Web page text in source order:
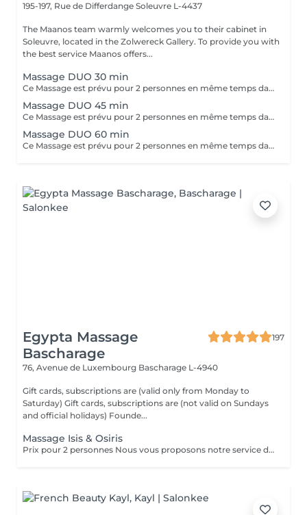
195-197, Rue de Differdange Soleuvre L-4437
The Maanos team warmly welcomes you to their cabinet in
Soleuvre, located in the Zolwereck Gallery. To provide you with
the best service Maanos offers...
Massage DUO 30 min
Ce Massage est prévu pour 2 personnes en même temps dans notre cabine DUO (2 cabines séparées aussi possible sur demande en arrivant). Les 2 massages seront Sur Mesure, en fonction des envies et des besoins de chacun.
Massage DUO 45 min
Ce Massage est prévu pour 2 personnes en même temps dans notre cabine DUO (2 cabines séparées aussi possible sur demande en arrivant). Les 2 massages seront Sur Mesure, en fonction des envies et des besoins de chacun.
Massage DUO 60 min
Ce Massage est prévu pour 2 personnes en même temps dans notre cabine DUO (2 cabines séparées aussi possible sur demande en arrivant). Les 2 massages seront Sur Mesure, en fonction des envies et des besoins de chacun.
Egypta Massage
Bascharage
197
76, Avenue de Luxembourg Bascharage L-4940
Gift cards, subscriptions are (valid only from Monday to
Saturday) Gift cards, subscriptions are (not valid on Sundays
and official holidays) Founde...
Massage Isis & Osiris
Prix pour 2 personnes Nous vous proposons notre service de massage pour couples. Le massage en couple vous permet de profiter de notre massothérapie en compagnie de votre conjoint dans une seule pièce. Cela permettrait aux couples d'en profiter doublement. Le couple bénéficie d'un moment en or pour renouer avec l'autre et ils peuvent apprendre comment prendre soin l'un de l'autre ou se mettre à l'aise mutuellement.